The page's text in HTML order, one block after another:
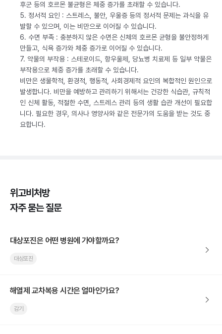
후군 등의 호르몬 불균형은 체중 증가를 초래할 수 있습니다.
5. 정서적 요인 : 스트레스, 불안, 우울증 등의 정서적 문제는 과식을 유
발할 수 있으며, 이는 비만으로 이어질 수 있습니다.
6. 수면 부족 : 충분하지 않은 수면은 신체의 호르몬 균형을 불안정하게
만들고, 식욕 증가와 체중 증가로 이어질 수 있습니다.
7. 약물의 부작용 : 스테로이드, 항우울제, 당뇨병 치료제 등 일부 약물은
부작용으로 체중 증가를 초래할 수 있습니다.
비만은 생물학적, 환경적, 행동적, 사회경제적 요인의 복합적인 원인으로
발생합니다. 비만을 예방하고 관리하기 위해서는 건강한 식습관, 규칙적
인 신체 활동, 적절한 수면, 스트레스 관리 등의 생활 습관 개선이 필요합
니다. 필요한 경우, 의사나 영양사와 같은 전문가의 도움을 받는 것도 중
요합니다.
위고비처방
자주 묻는 질문
대상포진은 어떤 병원에 가야할까요?
대상포진
해열제 교차복용 시간은 얼마인가요?
감기